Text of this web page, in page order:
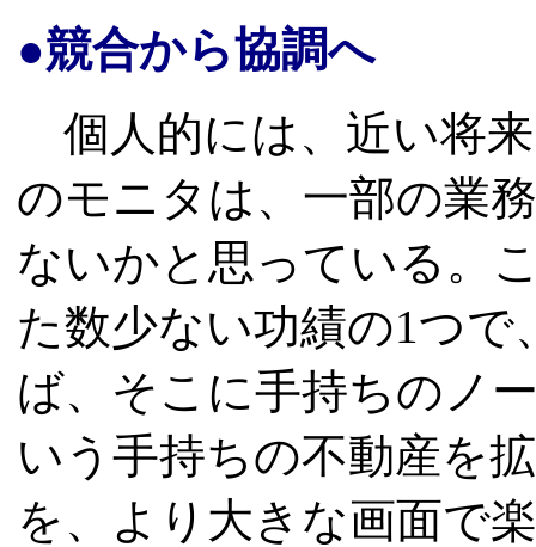
●競合から協調へ
個人的には、近い将
のモニタは、一部の業
ないかと思っている。
た数少ない功績の1つ
ば、そこに手持ちのノ
いう手持ちの不動産を
を、より大きな画面で